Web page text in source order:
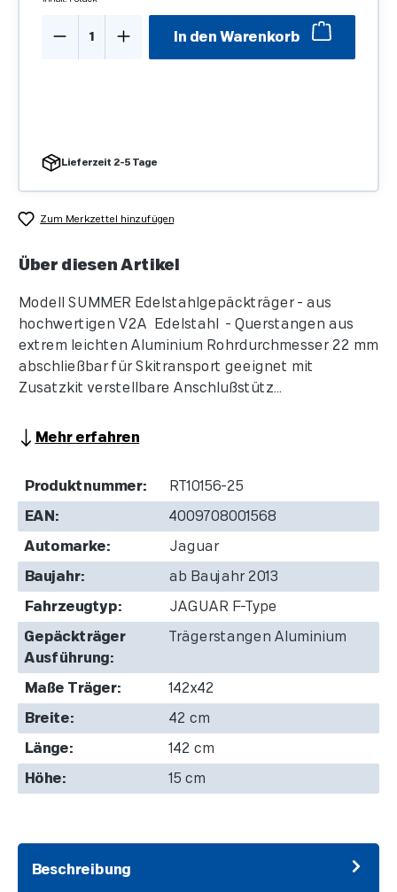
Produkt Anzahl: Gib den gewünschten
In den Warenkorb
Lieferzeit 2-5 Tage
Zum Merkzettel hinzufügen
Über diesen Artikel
Modell SUMMER Edelstahlgepäckträger - aus
hochwertigen V2A Edelstahl - Querstangen aus
extrem leichten Aluminium Rohrdurchmesser 22 mm
abschließbar für Skitransport geeignet mit
Zusatzkit verstellbare Anschlußstütz...
Mehr erfahren
Produktnummer: RT10156-25
EAN: 4009708001568
Automarke: Jaguar
Baujahr: ab Baujahr 2013
Fahrzeugtyp: JAGUAR F-Type
Gepäckträger
Ausführung:
Trägerstangen Aluminium
Maße Träger: 142x42
Breite: 42 cm
Länge: 142 cm
Höhe: 15 cm
Beschreibung